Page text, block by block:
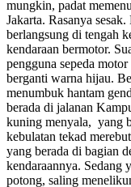
mungkin, padat
Jakarta. Rasanya
berlangsung di tengah
kendaraan bermotor.
pengguna sepeda
berganti warna hijau.
menumbuk hantam
berada di jalanan
kuning menyala, yang
kebulatan tekad
yang berada di bagian
kendaraannya. Sedang
potong, saling